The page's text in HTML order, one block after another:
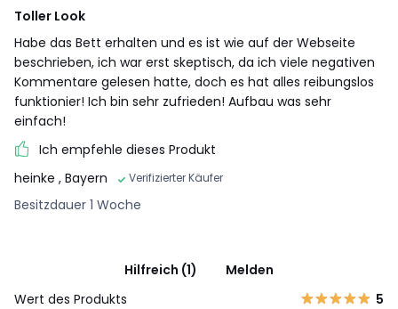
Toller Look
Habe das Bett erhalten und es ist wie auf der Webseite
beschrieben, ich war erst skeptisch, da ich viele negativen
Kommentare gelesen hatte, doch es hat alles reibungslos
funktionier! Ich bin sehr zufrieden! Aufbau was sehr
einfach!
Ich empfehle dieses Produkt
heinke , Bayern Verifizierter Käufer
Besitzdauer 1 Woche
Hilfreich (1)
Melden
Wert des Produkts
5